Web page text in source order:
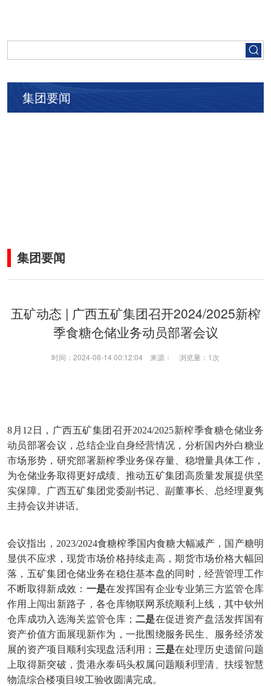
集团要闻
集团要闻
五矿动态 | 广西五矿集团召开2024/2025新榨
季食糖仓储业务动员部署会议
时间：2024-08-14 00:12:04 来源： 浏览量： 1次
8月12日，广西五矿集团召开2024/2025新榨季食糖仓储业务
动员部署会议，总结企业自身经营情况，分析国内外白糖业
市场形势，研究部署新榨季业务保存量、稳增量具体工作，
为仓储业务取得更好成绩、推动五矿集团高质量发展提供坚
实保障。广西五矿集团党委副书记、副董事长、总经理夏隽
主持会议并讲话。
会议指出，2023/2024食糖榨季国内食糖大幅减产，国产糖明
显供不应求，现货市场价格持续走高，期货市场价格大幅回
落，五矿集团仓储业务在稳住基本盘的同时，经营管理工作
不断取得新成效： 一是在发挥国有企业专业第三方监管仓库
作用上闯出新路子，各仓库物联网系统顺利上线，其中钦州
仓库成功入选海关监管仓库； 二是在促进资产盘活发挥国有
资产价值方面展现新作为，一批围绕服务民生、服务经济发
展的资产项目顺利实现盘活利用； 三是在处理历史遗留问题
上取得新突破，贵港永泰码头权属问题顺利理清、扶绥智慧
物流综合楼项目竣工验收圆满完成。